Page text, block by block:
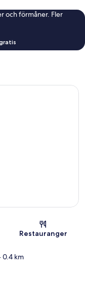
och förmåner. Fler
Restauranger
0.4 km